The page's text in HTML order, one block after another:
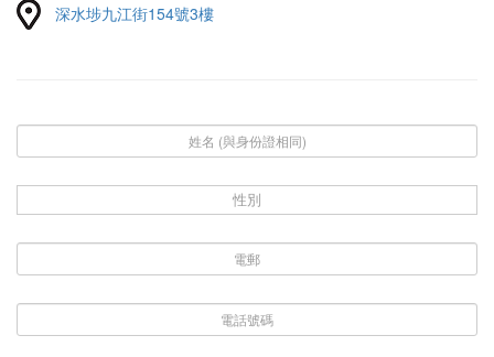
深水埗九江街154號3樓
性別